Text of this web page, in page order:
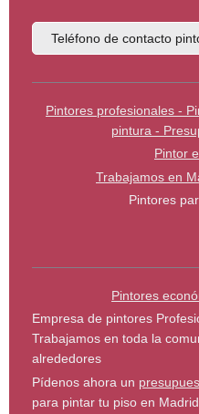
Teléfono de contacto
Pintores profesionales -
pintura -
Pintor
Trabajamos en
Pintores
Pintores
Empresa de pintores
Trabajamos en toda la
alrededores
Pídenos ahora un
para pintar tu piso en